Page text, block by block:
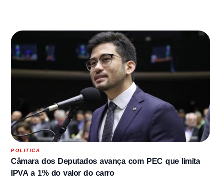
POLITICA
Câmara dos Deputados avança com PEC que limita
IPVA a 1% do valor do carro